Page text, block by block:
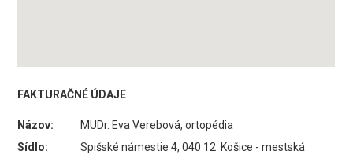
FAKTURAČNÉ ÚDAJE
Názov:
MUDr. Eva Verebová, ortopédia
Sídlo:
Spišské námestie 4, 040 12 Košice - mestská